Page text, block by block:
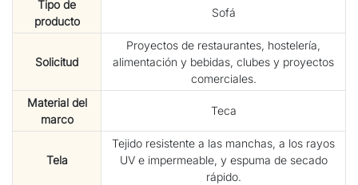
Tipo de
producto
Sofá
Solicitud
Proyectos de restaurantes, hostelería,
alimentación y bebidas, clubes y proyectos
comerciales.
Material del
marco
Teca
Tela
Tejido resistente a las manchas, a los rayos
UV e impermeable, y espuma de secado
rápido.